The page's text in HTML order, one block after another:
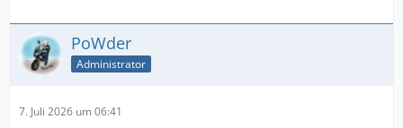
PoWder
Administrator
7. Juli 2026 um 06:41